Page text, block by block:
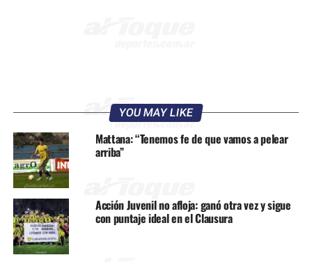
YOU MAY LIKE
Mattana: “Tenemos fe de que vamos a pelear
arriba”
Acción Juvenil no afloja: ganó otra vez y sigue
con puntaje ideal en el Clausura